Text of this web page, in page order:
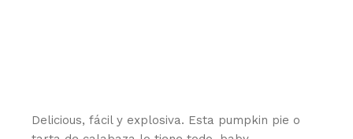
Delicious, fácil y explosiva. Esta pumpkin pie o